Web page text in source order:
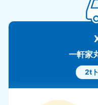
一軒家
2t